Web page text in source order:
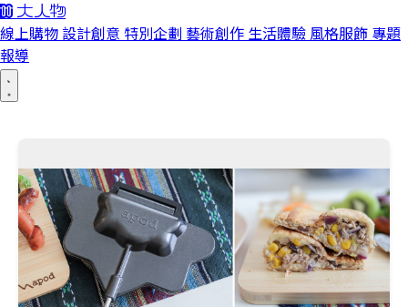
線上購物 設計創意 特別企劃 藝術創作 生活體驗 風格服飾 專題
報導